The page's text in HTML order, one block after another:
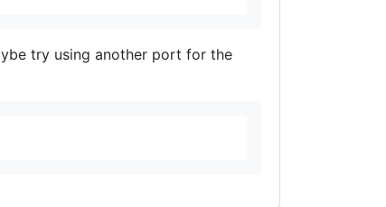
try using another port for the